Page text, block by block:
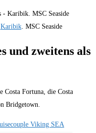
Karibik. MSC Seaside
und zweitens als
Costa Fortuna, die Costa
Bridgetown.